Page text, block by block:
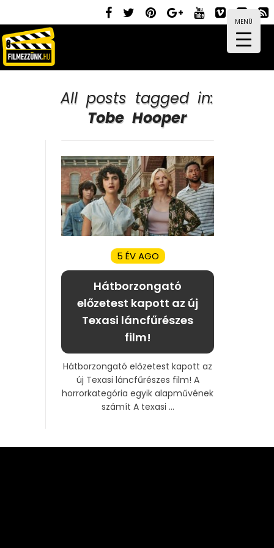
MENÜ
All posts tagged in:
Tobe Hooper
5 ÉV AGO
Hátborzongató
előzetest kapott az új
Texasi láncfűrészes
film!
Hátborzongató előzetest kapott az
új Texasi láncfűrészes film! A
horrorkategória egyik alapművének
számít A texasi ...